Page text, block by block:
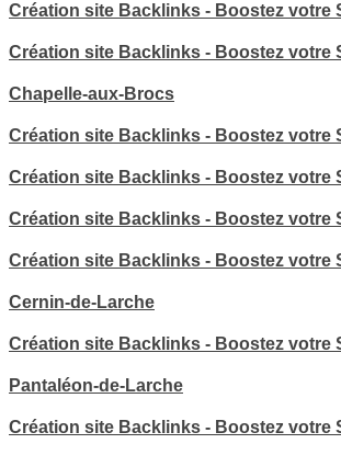
Création site Backlinks - Boostez votre
Création site Backlinks - Boostez votre
Chapelle-aux-Brocs
Création site Backlinks - Boostez votre
Création site Backlinks - Boostez votre
Création site Backlinks - Boostez votre
Création site Backlinks - Boostez votre
Cernin-de-Larche
Création site Backlinks - Boostez votre
Pantaléon-de-Larche
Création site Backlinks - Boostez votre